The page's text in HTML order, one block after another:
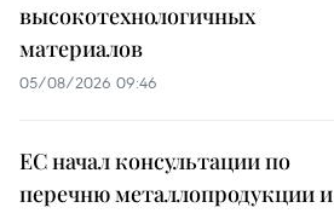
высокотехнологичных
материалов
05/08/2026 09:46
ЕС начал консультации по
перечню металлопродукции и